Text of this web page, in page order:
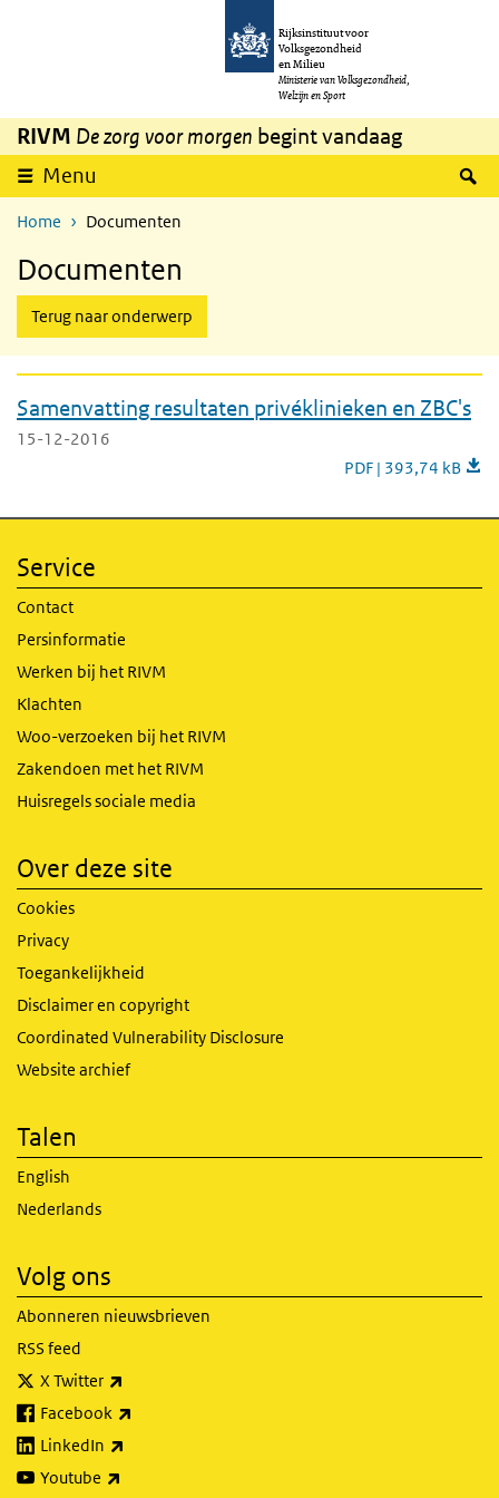
Overslaan en naar de inhoud gaan
Rijksinstituut voor
Volksgezondheid
en Milieu
Ministerie van Volksgezondheid,
Welzijn en Sport
RIVM De zorg voor morgen begint vandaag
Menu
Home Documenten
Documenten
Terug naar onderwerp
Samenvatting resultaten privéklinieken en ZBC's
15-12-2016
Samenvatting
PDF | 393,74 kB
Service
Contact
Persinformatie
Werken bij het RIVM
Klachten
Woo-verzoeken bij het RIVM
Zakendoen met het RIVM
Huisregels sociale media
Over deze site
Cookies
Privacy
Toegankelijkheid
Disclaimer en copyright
Coordinated Vulnerability Disclosure
Website archief
Talen
English
Nederlands
Volg ons
Abonneren nieuwsbrieven
RSS feed
X Twitter
Facebook
LinkedIn
Youtube